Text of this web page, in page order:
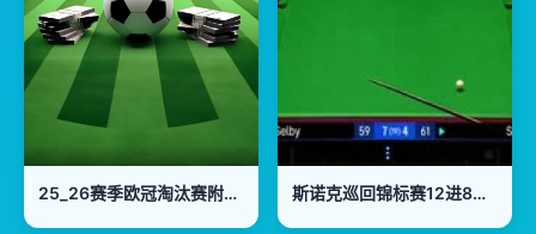
25_26赛季欧冠淘汰赛附加赛次回合 纽卡斯尔联VS卡拉巴克 斯诺克巡回锦标赛12进8马克·塞尔比10-6斯佳辉(第二阶段)20250402